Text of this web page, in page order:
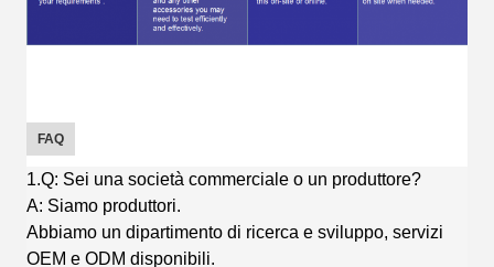
FAQ
1.Q: Sei una società commerciale o un produttore?
A: Siamo produttori.
Abbiamo un dipartimento di ricerca e sviluppo, servizi
OEM e ODM disponibili.